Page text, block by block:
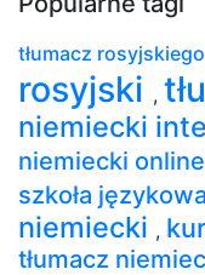
tłumacz rosyjskiego
rosyjski ,
niemiecki
niemiecki online
szkoła językowa
niemiecki ,
tłumacz